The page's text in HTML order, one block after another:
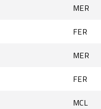
MER
FER
MER
FER
MCL